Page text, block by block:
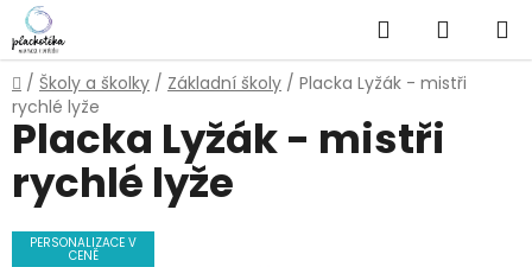
Přejít
na
obsah
Hledat
KOŠÍK
Domů
/ Školy a školky / Základní školy / Placka Lyžák - mistři
rychlé lyže
Placka Lyžák - mistři
rychlé lyže
PERSONALIZACE V
CENĚ